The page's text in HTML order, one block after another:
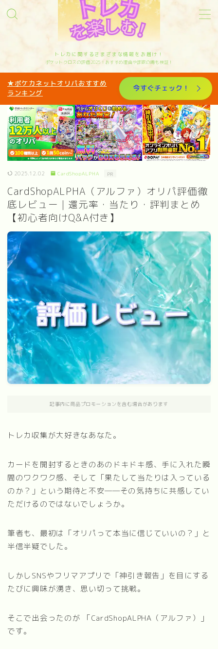
トレカに関するさまざまな情報をお届け！
サイトマップ
お問い合わせ
カテゴリー
オリパ歴10年トレカと歩んできたリアルな体験
を発信中｜管理人sakiのプロフィール
ポケットクロスの評価2025！おすすめ理由や詐欺の噂も検証！
★ポケカネットオリパおすすめ
ランキング
今すぐチェック！
2025.12.02 CardShopALPHA PR
CardShopALPHA（アルファ）オリパ評価徹
底レビュー｜還元率・当たり・評判まとめ
【初心者向けQ&A付き】
記事内に商品プロモーションを含む場合があります
トレカ収集が大好きなあなた。
カードを開封するときのあのドキドキ感、手に入れた瞬
間のワクワク感、そして「果たして当たりは入っている
のか？」という期待と不安――その気持ちに共感してい
ただけるのではないでしょうか。
筆者も、最初は「オリパって本当に信じていいの？」と
半信半疑でした。
しかしSNSやフリマアプリで「神引き報告」を目にする
たびに興味が湧き、思い切って挑戦。
そこで出会ったのが 「CardShopALPHA（アルファ）」
です。